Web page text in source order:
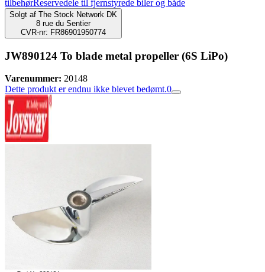
tilbehørReservedele til fjernstyrede biler og både
Solgt af The Stock Network DK
8 rue du Sentier
CVR-nr: FR86901950774
JW890124 To blade metal propeller (6S LiPo)
Varenummer: 20148
Dette produkt er endnu ikke blevet bedømt.0